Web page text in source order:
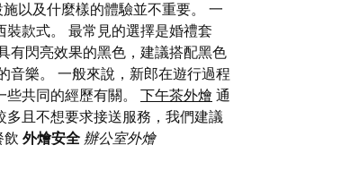
以及什麼樣的體驗並不重要。 一
裝款式。 最常見的選擇是婚禮套
有閃亮效果的黑色，建議搭配黑色
音樂。 一般來說，新郎在遊行過程
共同的經歷有關。 下午茶外燴 通
多且不想要求接送服務，我們建議
飲 外燴安全 辦公室外燴